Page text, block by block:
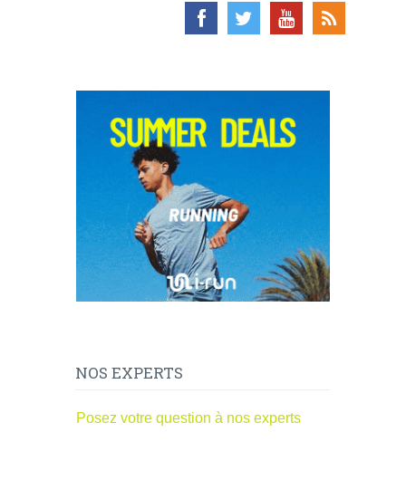
NOS EXPERTS
Posez votre question à nos experts